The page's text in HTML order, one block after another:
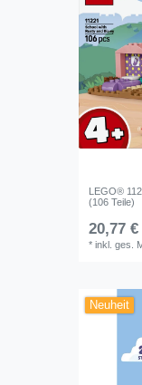
LEGO®
(106 Teile)
20,77 €
*inkl. ges.
Neuheit